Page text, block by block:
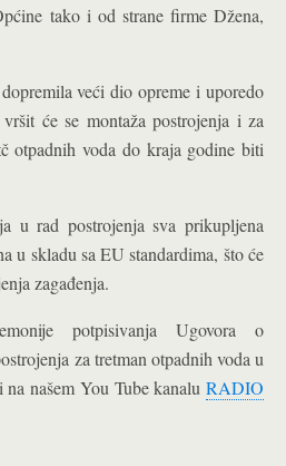
tako i od strane firme Džena,
veći dio opreme i uporedo
će se montaža postrojenja i za
otpadnih voda do kraja godine biti
u rad postrojenja sva prikupljena
u skladu sa EU standardima, što će
zagađenja.
potpisivanja Ugovora o
za tretman otpadnih voda u
našem You Tube kanalu RADIO